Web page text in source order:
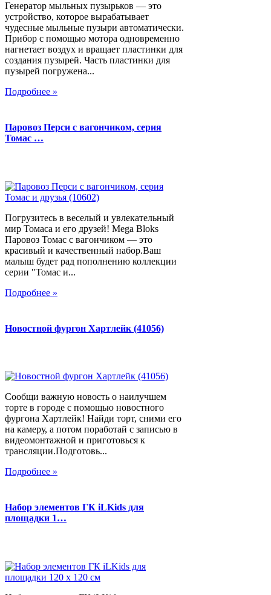
Генератор мыльных пузырьков — это
устройство, которое вырабатывает
чудесные мыльные пузыри автоматически.
Прибор с помощью мотора одновременно
нагнетает воздух и вращает пластинки для
создания пузырей. Часть пластинки для
пузырей погружена...
Подробнее »
Паровоз Перси с вагончиком, серия
Томас …
Погрузитесь в веселый и увлекательный
мир Томаса и его друзей! Mega Bloks
Паровоз Томас с вагончиком — это
красивый и качественный набор.Ваш
малыш будет рад пополнению коллекции
серии "Томас и...
Подробнее »
Новостной фургон Хартлейк (41056)
Сообщи важную новость о наилучшем
торте в городе с помощью новостного
фургона Хартлейк! Найди торт, сними его
на камеру, а потом поработай с записью в
видеомонтажной и приготовься к
трансляции.Подготовь...
Подробнее »
Набор элементов ГК iLKids для
площадки 1…